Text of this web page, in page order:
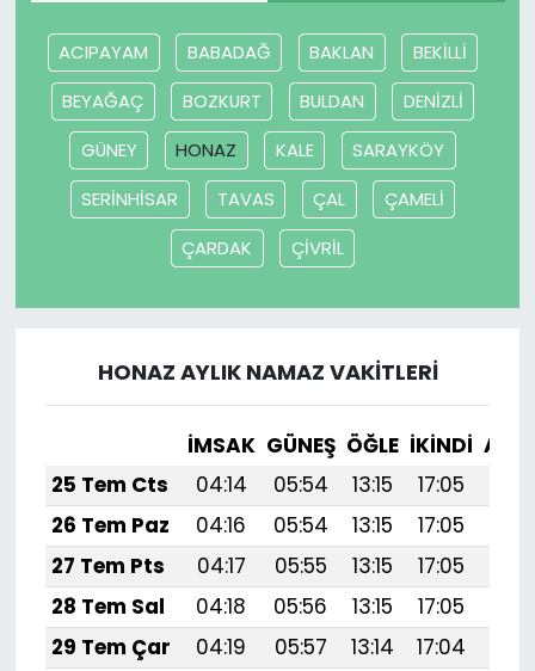
ACIPAYAM BABADAĞ BAKLAN
BEKİLLİ
BEYAĞAÇ
BOZKURT BULDAN
DENİZLİ
GÜNEY
HONAZ KALE
SARAYKÖY
SERİNHİSAR
TAVAS ÇAL
ÇAMELİ
ÇARDAK
ÇİVRİL
HONAZ AYLIK NAMAZ VAKITLERI
İMSAK GÜNEŞ ÖĞLE İKINDI
25 Tem Cts
04:14 05:54 13:15 17:05
26 Tem Paz
04:16 05:54 13:15 17:05
27 Tem Pts
04:17 05:55 13:15 17:05
28 Tem Sal
04:18 05:56 13:15 17:05
29 Tem Çar
04:19 05:57 13:14 17:04